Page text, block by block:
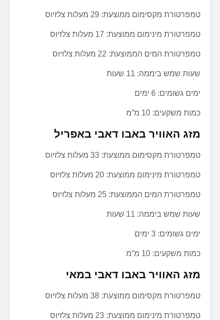
טמפרטורת מקסימום ממוצעת: 29 מעלות צלזיוס
טמפרטורת מינימום ממוצעת: 17 מעלות צלזיוס
טמפרטורת המים הממוצעת: 22 מעלות צלזיוס
שעות שמש ביממה: 11 שעות
ימים גשומים: 6 ימים
כמות משקעים: 10 מ”מ
מזג האוויר באבו דאבי באפריל
טמפרטורת מקסימום ממוצעת: 33 מעלות צלזיוס
טמפרטורת מינימום ממוצעת: 20 מעלות צלזיוס
טמפרטורת המים הממוצעת: 25 מעלות צלזיוס
שעות שמש ביממה: 11 שעות
ימים גשומים: 3 ימים
כמות משקעים: 10 מ”מ
מזג האוויר באבו דאבי במאי
טמפרטורת מקסימום ממוצעת: 38 מעלות צלזיוס
טמפרטורת מינימום ממוצעת: 23 מעלות צלזיוס